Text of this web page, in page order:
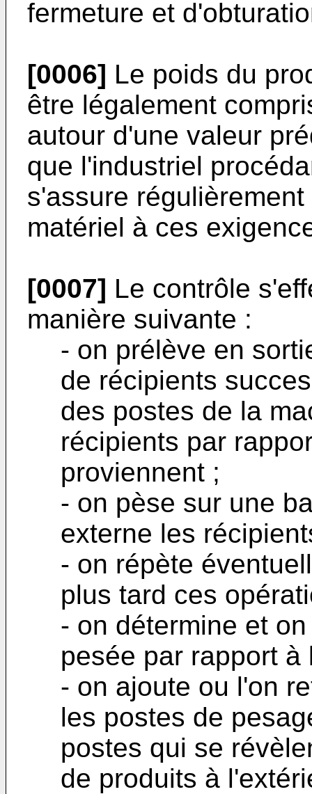
fermeture et
[0006] Le poids du
être légalement
autour d'une valeur
que l'industriel
s'assure
matériel à ces
[0007] Le contrôle
manière suivante :
- on prélève en
de récipients
des postes de la
récipients par
proviennent ;
- on pèse sur une
externe les
- on répète
plus tard ces
- on détermine et
pesée par rapport
- on ajoute ou l'on
les postes de
postes qui se
de produits à